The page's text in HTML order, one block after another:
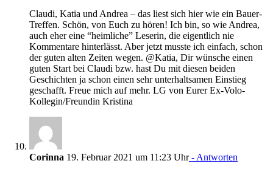
Claudi, Katia und Andrea – das liest sich hier wie ein Bauer-
Treffen. Schön, von Euch zu hören! Ich bin, so wie Andrea,
auch eher eine “heimliche” Leserin, die eigentlich nie
Kommentare hinterlässt. Aber jetzt musste ich einfach, schon
der guten alten Zeiten wegen. @Katia, Dir wünsche einen
guten Start bei Claudi bzw. hast Du mit diesen beiden
Geschichten ja schon einen sehr unterhaltsamen Einstieg
geschafft. Freue mich auf mehr. LG von Eurer Ex-Volo-
Kollegin/Freundin Kristina
Corinna 19. Februar 2021 um 11:23 Uhr- Antworten